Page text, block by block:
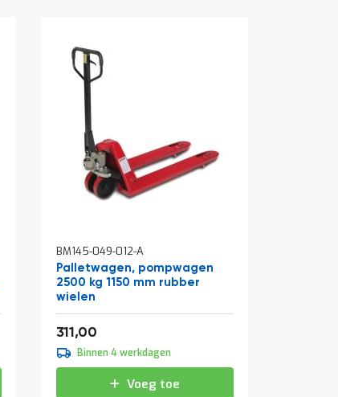
BM145-049-012-A
Palletwagen, pompwagen
2500 kg 1150 mm rubber
wielen
311,00
Binnen 4 werkdagen
Voeg toe